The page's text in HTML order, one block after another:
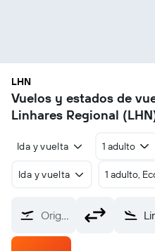
LHN
Vuelos y estados de
Linhares Regional
Ida y vuelta 1 adulto
Ida y vuelta 1 adulto,
Origen